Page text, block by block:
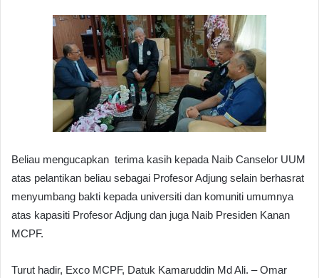
Beliau mengucapkan terima kasih kepada Naib Canselor UUM
atas pelantikan beliau sebagai Profesor Adjung selain berhasrat
menyumbang bakti kepada universiti dan komuniti umumnya
atas kapasiti Profesor Adjung dan juga Naib Presiden Kanan
MCPF.
Turut hadir, Exco MCPF, Datuk Kamaruddin Md Ali. – Omar